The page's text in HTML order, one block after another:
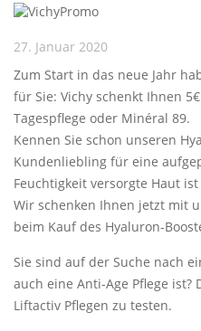
27. Januar 2020
Zum Start in das neue Jahr
für Sie: Vichy schenkt Ihnen
Tagespflege oder Minéral 89.
Kennen Sie schon unseren
Kundenliebling für eine
Feuchtigkeit versorgte Haut
Wir schenken Ihnen jetzt mit
beim Kauf des Hyaluron-
Sie sind auf der Suche nach
auch eine Anti-Age Pflege ist?
Liftactiv Pflegen zu testen.